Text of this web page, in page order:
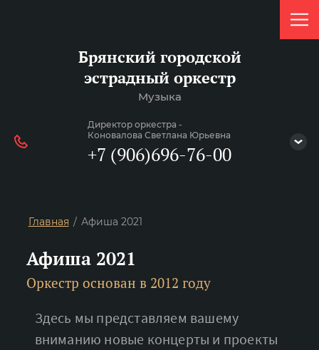
Брянский городской
эстрадный оркестр
Музыка
Директор оркестра -
Коновалова Светлана Юрьевна
+7 (906)696-76-00
Главная / Афиша 2021
Афиша 2021
Оркестр основан в 2012 году
Здесь мы представляем вашему
вниманию новые концерты и проекты